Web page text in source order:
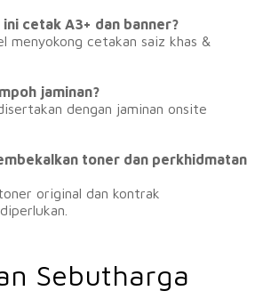
cetak A3+ dan banner?
menyokong cetakan saiz khas &
jaminan?
dengan jaminan onsite
toner dan perkhidmatan
original dan kontrak
Sebutharga